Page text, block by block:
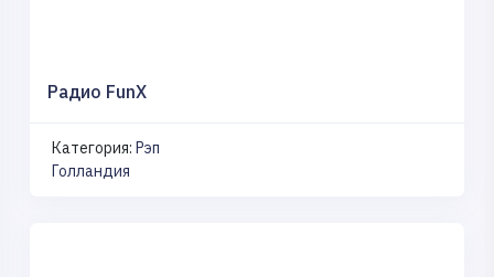
Радио FunX
Категория: Рэп
Голландия